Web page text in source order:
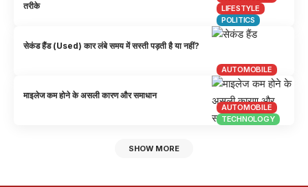
LIFESTYLE
POLITICS
तरीके
AUTOMOBILE
सेकंड हैंड (Used) कार लंबे समय में सस्ती पड़ती है या नहीं?
AUTOMOBILE
TECHNOLOGY
माइलेज कम होने के असली कारण और समाधान
SHOW MORE